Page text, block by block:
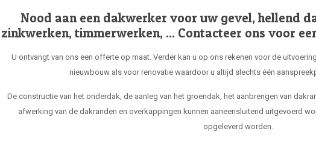
Nood aan een dakwerker voor uw gevel, hellend
zinkwerken, timmerwerken, ... Contacteer ons voor
U ontvangt van ons een offerte op maat. Verder kan u op ons rekenen voor de
nieuwbouw als voor renovatie waardoor u altijd slechts één
De constructie van het onderdak, de aanleg van het groendak, het aanbrengen van
afwerking van de dakranden en overkappingen kunnen aaneensluitend uitgevoerd
opgeleverd worden.